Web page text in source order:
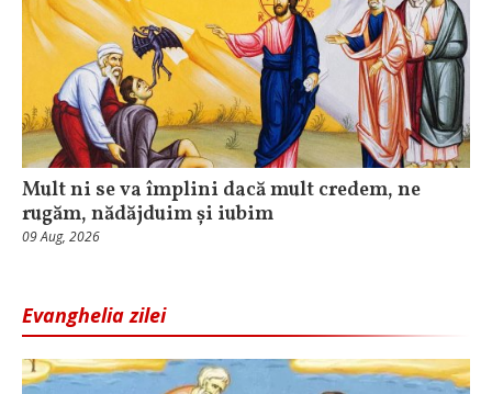
Mult ni se va împlini dacă mult credem, ne
rugăm, nădăjduim și iubim
09 Aug, 2026
Evanghelia zilei